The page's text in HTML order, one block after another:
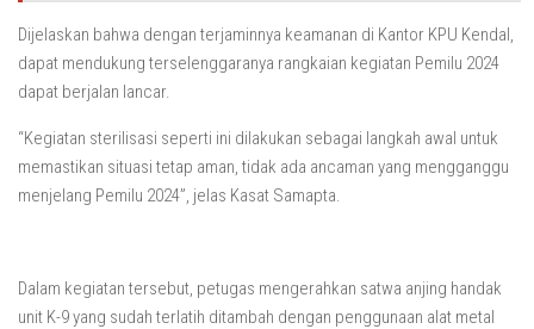
Dijelaskan bahwa dengan terjaminnya keamanan di Kantor KPU Kendal,
dapat mendukung terselenggaranya rangkaian kegiatan Pemilu 2024
dapat berjalan lancar.
“Kegiatan sterilisasi seperti ini dilakukan sebagai langkah awal untuk
memastikan situasi tetap aman, tidak ada ancaman yang mengganggu
menjelang Pemilu 2024”, jelas Kasat Samapta.
Dalam kegiatan tersebut, petugas mengerahkan satwa anjing handak
unit K-9 yang sudah terlatih ditambah dengan penggunaan alat metal